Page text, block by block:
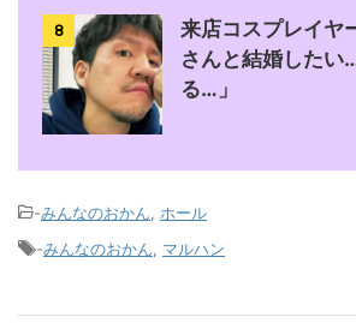
8
来店コスプレイヤ
さんと結婚したい
る…」
-みんなのおかん
ホール
-みんなのおかん マルハン